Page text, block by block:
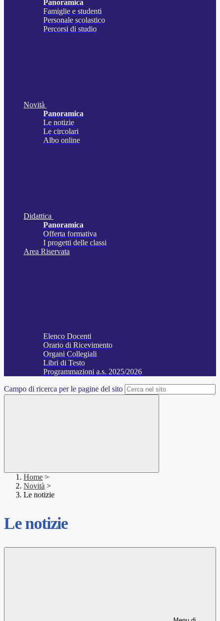
Panoramica
Famiglie e studenti
Personale scolastico
Percorsi di studio
Novità
Panoramica
Le notizie
Le circolari
Albo online
Didattica
Panoramica
Offerta formativa
I progetti delle classi
Area Riservata
Elenco Docenti
Orario di Ricevimento
Organi Collegiali
Libri di Testo
Programmazioni a.s. 2025/2026
Campo di ricerca per le pagine del sito
Home >
Novità >
Le notizie
Le notizie